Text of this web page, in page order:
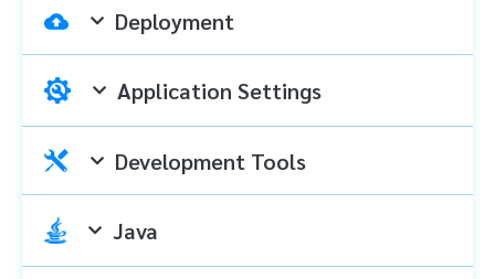
Deployment
Application Settings
Development Tools
Java